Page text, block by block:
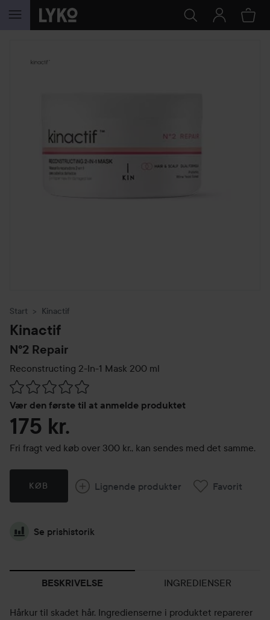
GÅ TIL INDHOLD
Start Kinactif
Kinactif
Nº2 Repair
Reconstructing 2-In-1 Mask 200 ml
Vær den første til at anmelde produktet
Gå til Anmeldelser & kommentarer
175 kr.
Fri fragt ved køb over 300 kr., kan sendes med det samme.
KØB Lignende produkter Favorit
Se prishistorik
BESKRIVELSE INGREDIENSER
Hårkur til skadet hår. Ingredienserne i produktet reparerer